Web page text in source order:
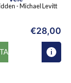
- Michael Levitt
€28,00